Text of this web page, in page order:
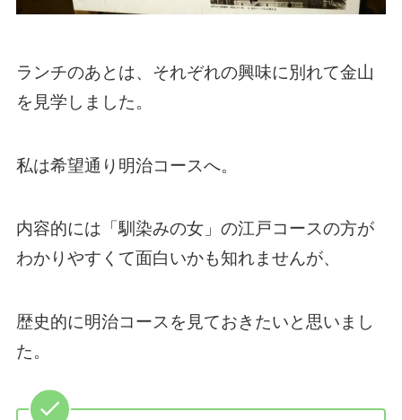
ランチのあとは、それぞれの興味に別れて金山
を見学しました。
私は希望通り明治コースへ。
内容的には「馴染みの女」の江戸コースの方が
わかりやすくて面白いかも知れませんが、
歴史的に明治コースを見ておきたいと思いまし
た。